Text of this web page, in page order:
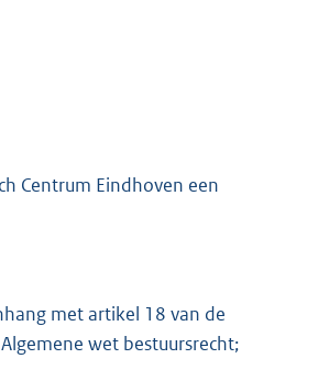
Centrum Eindhoven een
met artikel 18 van de
wet bestuursrecht;